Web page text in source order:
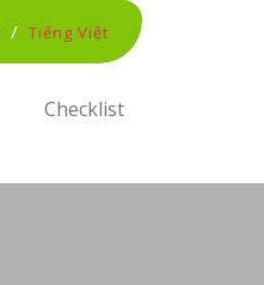
/ Tiếng Việt
Checklist